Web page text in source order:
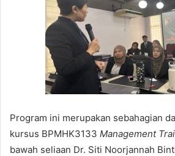
Program ini merupakan sebahagian
kursus BPMHK3133 Management
bawah seliaan Dr. Siti Noorjannah